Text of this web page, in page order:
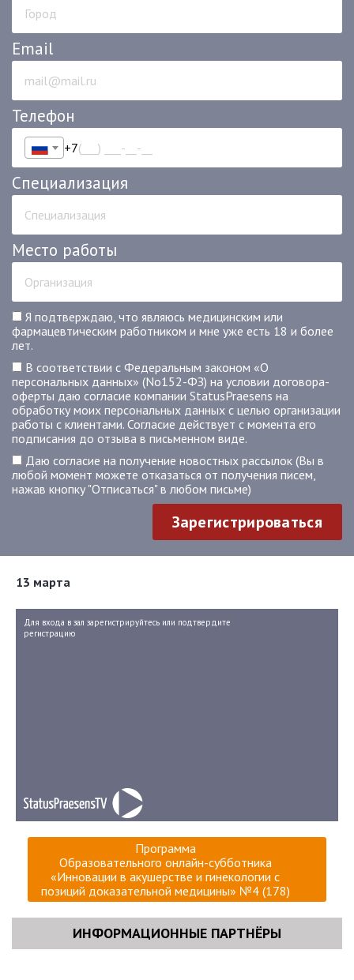
Email
Телефон
+7
Специализация
Место работы
Я подтверждаю, что являюсь медицинским или
фармацевтическим работником и мне уже есть 18 и более
лет.
В соответствии с Федеральным законом «О
персональных данных» (No152-ФЗ) на условии договора-
оферты даю согласие компании StatusPraesens на
обработку моих персональных данных с целью организации
работы с клиентами. Согласие действует с момента его
подписания до отзыва в письменном виде.
Даю согласие на получение новостных рассылок (Вы в
любой момент можете отказаться от получения писем,
нажав кнопку "Отписаться" в любом письме)
Зарегистрироваться
13 марта
Для входа в зал зарегистрируйтесь или подтвердите
регистрацию
Программа
Образовательного онлайн-субботника
«Инновации в акушерстве и гинекологии с
позиций доказательной медицины» №4 (178)
ИНФОРМАЦИОННЫЕ ПАРТНЁРЫ